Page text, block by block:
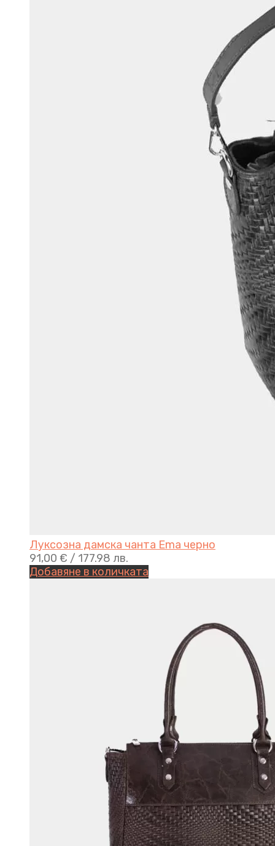
Луксозна дамска чанта Ema черно
91,00 € / 177.98 лв.
Добавяне в количката